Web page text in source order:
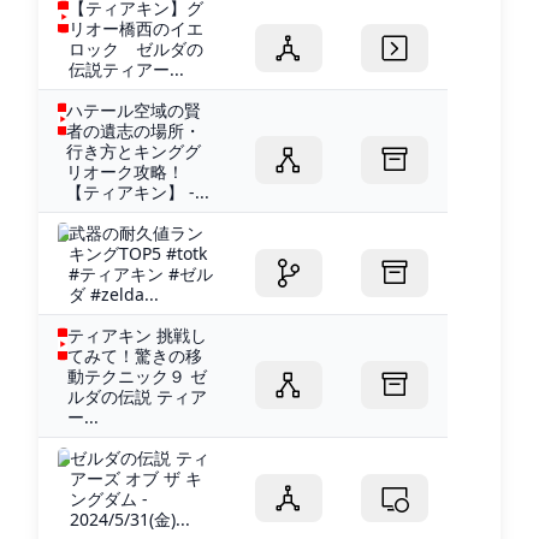
【ティアキン】グ
リオー橋西のイエ
ロック ゼルダの
伝説ティアー...
ハテール空域の賢
者の遺志の場所・
行き方とキンググ
リオーク攻略！
【ティアキン】 -...
武器の耐久値ラン
キングTOP5 #totk
#ティアキン #ゼル
ダ #zelda...
ティアキン 挑戦し
てみて！驚きの移
動テクニック９ ゼ
ルダの伝説 ティア
ー...
ゼルダの伝説 ティ
アーズ オブ ザ キ
ングダム -
2024/5/31(金)...